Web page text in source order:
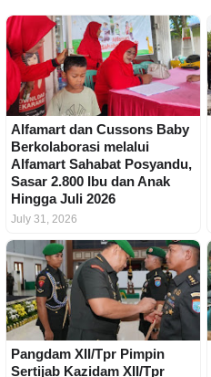
Alfamart dan Cussons Baby
Berkolaborasi melalui
Alfamart Sahabat Posyandu,
Sasar 2.800 Ibu dan Anak
Hingga Juli 2026
July 31, 2026
Pangdam XII/Tpr Pimpin
Sertijab Kazidam XII/Tpr